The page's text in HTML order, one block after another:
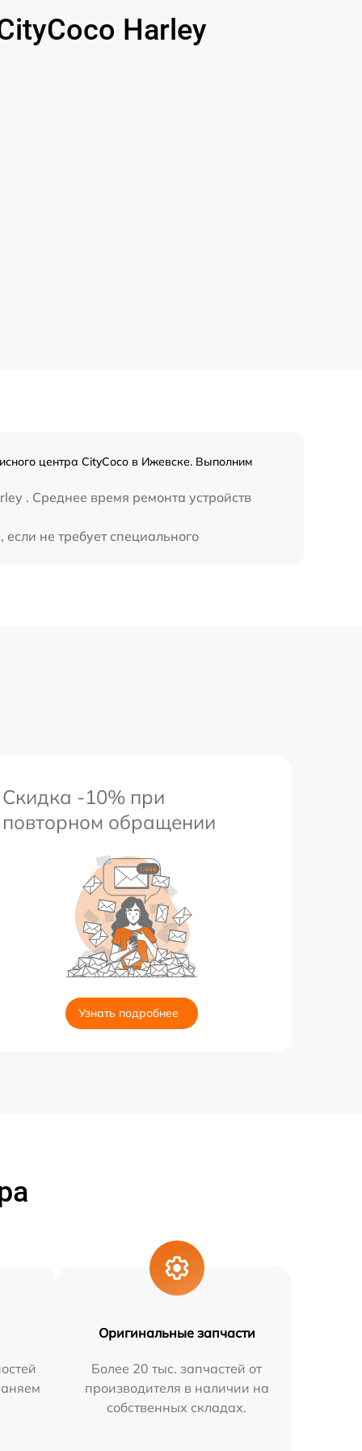
Harley
центра CityCoco в Ижевске. Выполним
. Среднее время ремонта устройств
не требует специального
Скидка -10% при
повторном обращении
Узнать подробнее
Оригинальные запчасти
Более 20 тыс. запчастей от
производителя в наличии на
собственных складах.